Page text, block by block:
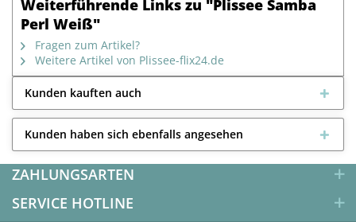
Weiterführende Links zu "Plissee Samba
Perl Weiß"
Fragen zum Artikel?
Weitere Artikel von Plissee-flix24.de
Kunden kauften auch
Kunden haben sich ebenfalls angesehen
ZAHLUNGSARTEN
SERVICE HOTLINE